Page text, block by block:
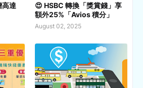
高達
😍 HSBC 轉換「獎賞錢」享
額外25%「Avios 積分」
August 02, 2025